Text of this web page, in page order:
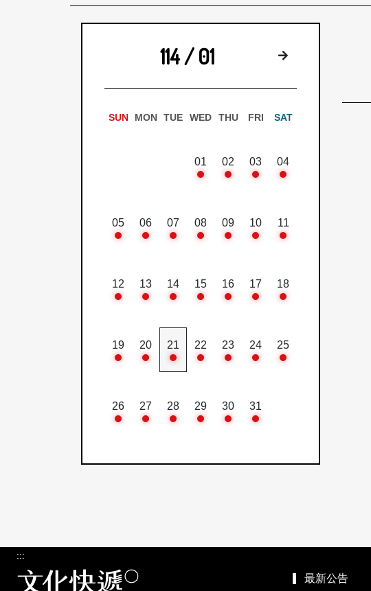
114 / 01 下個月
SUN MON TUE WED THU FRI SAT
01 02 03 04
05 06 07 08 09 10 11
12 13 14 15 16 17 18
19 20 21 22 23 24 25
26 27 28 29 30 31
:::
最新公告